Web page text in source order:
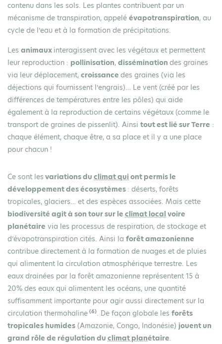
contenu dans les sols. Les plantes contribuent par un
mécanisme de transpiration, appelé évapotranspiration, au
cycle de l’eau et à la formation de précipitations.
Les animaux interagissent avec les végétaux et permettent
leur reproduction : pollinisation, dissémination des graines
via leur déplacement, croissance des graines (via les
déjections qui fournissent l’engrais)… Le vent (créé par les
différences de températures entre les pôles) qui aide
également à la reproduction de certains végétaux (comme le
transport de graines de pissenlit). Ainsi tout est lié sur Terre :
chaque élément, chaque être, a sa place et il y a une place
pour chacun !
Ce sont lesvariations du climat quiont permis le
développement des écosystèmes : déserts, forêts
tropicales, glaciers… et des espèces associées. Mais cette
biodiversité agit à son tour sur le climat localvoire
planétaire via les processus de respiration, de stockage et
d’évapotranspiration cités. Ainsi la forêt amazonienne
contribue directement à la formation de nuages et de pluies
qui alimentent la circulation atmosphérique terrestre. Les
eaux drainées par la forêt amazonienne représentent 15 à
20% des eaux qui alimentent les océans, une quantité
suffisamment importante pour agir aussi directement sur la
circulation thermohaline (6). De façon globale les forêts
tropicales humides (Amazonie, Congo, Indonésie) jouent un
grand rôle de régulation du climat planétaire.